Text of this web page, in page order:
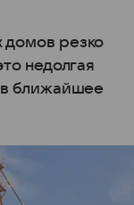
домов резко
недолгая
в ближайшее